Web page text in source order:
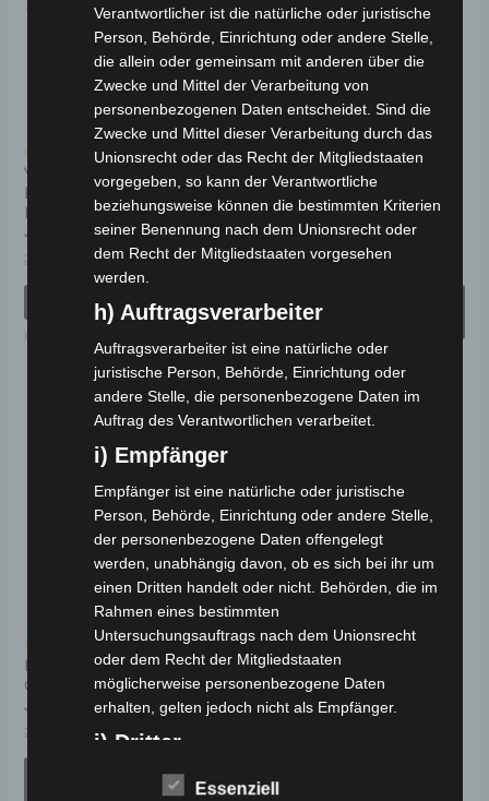
Kostenloser Versand
VOLTA VS5-MAX
ELEKTRO-ROLLER 70
KM/H
Bewertet
mit
0
3.599,00 €3.239,00€ *
IN DEN WARENKORB
Elektro-Fahrzeuge
Kostenloser Versand
COCO BIKE CP-1
ELEKTRO-CHOPPER 45
KM/H
Bewertet
5
ab899,00€ *
AUSFÜHRUNG
WÄHLEN
Elektro-Fahrzeuge
Angebot!
Kostenloser Versand
Angebot!
LUQI LH-9 ELEKTRO-
CHOPPER 25-45 KM/H
Bewertet
0
2.490,00 €
Ursprünglicher
war:
2.241,00
Aktueller
ist:
Dieses
weist
mehrere
Varianten
auf.
Optionen
können
auf
der
gewählt
Verantwortlicher ist die natürliche oder juristische
Person, Behörde, Einrichtung oder andere Stelle,
die allein oder gemeinsam mit anderen über die
Zwecke und Mittel der Verarbeitung von
personenbezogenen Daten entscheidet. Sind die
Zwecke und Mittel dieser Verarbeitung durch das
Unionsrecht oder das Recht der Mitgliedstaaten
vorgegeben, so kann der Verantwortliche
beziehungsweise können die bestimmten Kriterien
seiner Benennung nach dem Unionsrecht oder
dem Recht der Mitgliedstaaten vorgesehen
werden.
h) Auftragsverarbeiter
Auftragsverarbeiter ist eine natürliche oder
juristische Person, Behörde, Einrichtung oder
andere Stelle, die personenbezogene Daten im
Auftrag des Verantwortlichen verarbeitet.
i) Empfänger
Empfänger ist eine natürliche oder juristische
Person, Behörde, Einrichtung oder andere Stelle,
der personenbezogene Daten offengelegt
werden, unabhängig davon, ob es sich bei ihr um
einen Dritten handelt oder nicht. Behörden, die im
Rahmen eines bestimmten
Untersuchungsauftrags nach dem Unionsrecht
oder dem Recht der Mitgliedstaaten
möglicherweise personenbezogene Daten
erhalten, gelten jedoch nicht als Empfänger.
j) Dritter
Dritter ist eine natürliche oder juristische Person,
Essenziell